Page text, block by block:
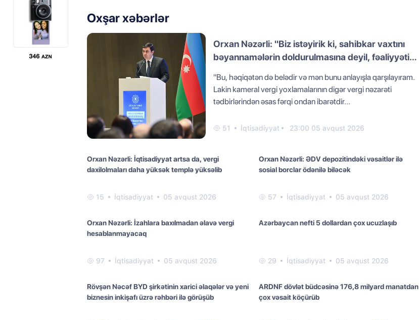
Oxşar xəbərlər
Orxan Nəzərli: "Biz istəyirik ki, sahibkar vaxtını
bəyannamələrin doldurulmasına deyil, fəaliyyətinə
"Bu, həqiqətən də belədir və mən bunu anlayışla qarşılayıram.
Lakin kameral vergi yoxlamalarının digər vergi nəzarəti
tədbirlərindən əsas fərqi ondan ibarətdir...
51 İqtisadiyyat 23:00 05 avqust 2026
Orxan Nəzərli: İqtisadiyyat artsa da, vergi
daxilolmaları daha yüksək templə yüksəlib
15 İqtisadiyyat 05 avqust 2026
Orxan Nəzərli: ƏDV depozitindəki vəsaitlər ilə
sosial borclar ödənilə biləcək
57 İqtisadiyyat 05 avqust 2026
Orxan Nəzərli: İzahlara baxılmadan əlavə vergi
hesablanmayacaq
97 İqtisadiyyat 05 avqust 2026
Azərbaycan nefti 5 dollardan çox ucuzlaşıb
29 İqtisadiyyat 05 avqust 2026
Rövşən Nəcəf BYD şirkətinin xarici əlaqələr və yeni
biznesin inkişafı üzrə rəhbəri ilə görüşüb
ARDNF dövlət büdcəsinə 176,8 milyard manatdan
çox vəsait köçürüb